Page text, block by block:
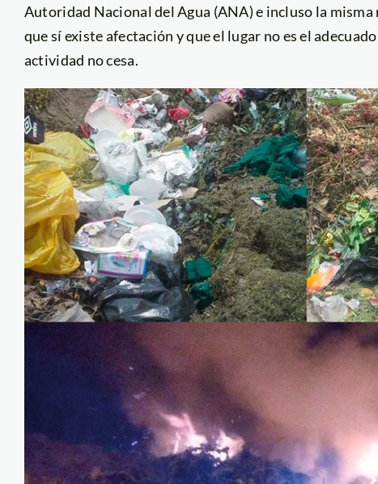
Autoridad Nacional del Agua (ANA) e incluso la
que sí existe afectación y que el lugar no es el
actividad no cesa.